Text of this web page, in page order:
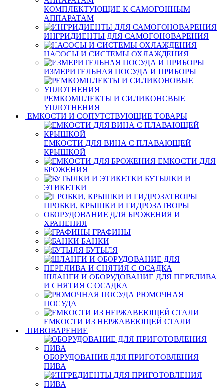
КОМПЛЕКТУЮЩИЕ К САМОГОННЫМ
АППАРАТАМ
ИНГРИДИЕНТЫ ДЛЯ САМОГОНОВАРЕНИЯ
НАСОСЫ И СИСТЕМЫ ОХЛАЖДЕНИЯ
ИЗМЕРИТЕЛЬНАЯ ПОСУДА И ПРИБОРЫ
РЕМКОМПЛЕКТЫ И СИЛИКОНОВЫЕ
УПЛОТНЕНИЯ
ЕМКОСТИ И СОПУТСТВУЮЩИЕ ТОВАРЫ
ЕМКОСТИ ДЛЯ ВИНА С ПЛАВАЮЩЕЙ
КРЫШКОЙ
ЕМКОСТИ ДЛЯ
БРОЖЕНИЯ
БУТЫЛКИ И
ЭТИКЕТКИ
ПРОБКИ, КРЫШКИ И ГИДРОЗАТВОРЫ
ОБОРУДОВАНИЕ ДЛЯ БРОЖЕНИЯ И
ХРАНЕНИЯ
ГРАФИНЫ
БАНКИ
БУТЫЛЯ
ШЛАНГИ И ОБОРУДОВАНИЕ ДЛЯ ПЕРЕЛИВА
И СНЯТИЯ С ОСАДКА
РЮМОЧНАЯ
ПОСУДА
ЕМКОСТИ ИЗ НЕРЖАВЕЮЩЕЙ СТАЛИ
ПИВОВАРЕНИЕ
ОБОРУДОВАНИЕ ДЛЯ ПРИГОТОВЛЕНИЯ
ПИВА